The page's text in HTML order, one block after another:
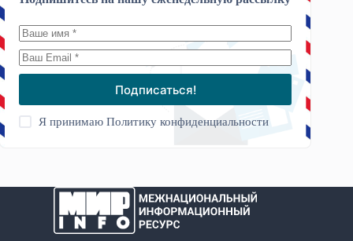
Подписаться!
Я принимаюПолитику конфиденциальности